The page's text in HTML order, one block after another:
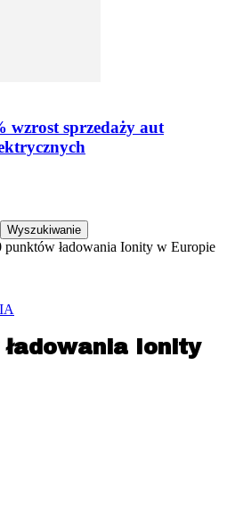
wzrost sprzedaży aut
punktów ładowania Ionity w Europie
Ionity